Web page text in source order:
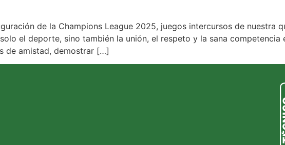
de la Champions League 2025, juegos intercursos de nuestra
el deporte, sino también la unión, el respeto y la sana competencia
de amistad, demostrar […]